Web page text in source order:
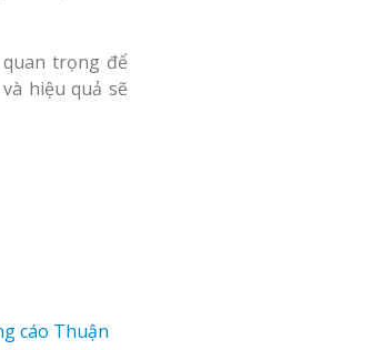
trọng để
hiệu quả sẽ